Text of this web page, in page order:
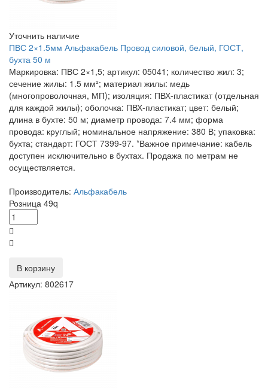
Уточнить наличие
ПВС 2×1.5мм Альфакабель Провод силовой, белый, ГОСТ,
бухта 50 м
Маркировка: ПВС 2×1,5; артикул: 05041; количество жил: 3;
сечение жилы: 1.5 мм²; материал жилы: медь
(многопроволочная, МП); изоляция: ПВХ‑пластикат (отдельная
для каждой жилы); оболочка: ПВХ‑пластикат; цвет: белый;
длина в бухте: 50 м; диаметр провода: 7.4 мм; форма
провода: круглый; номинальное напряжение: 380 В; упаковка:
бухта; стандарт: ГОСТ 7399‑97. *Важное примечание: кабель
доступен исключительно в бухтах. Продажа по метрам не
осуществляется.
Производитель: Альфакабель
Розница 49q
В корзину
Артикул: 802617